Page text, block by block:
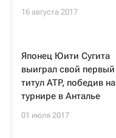
16 августа 2017
Японец Юити Сугита
выиграл свой первый
титул ATP, победив на
турнире в Анталье
01 июля 2017